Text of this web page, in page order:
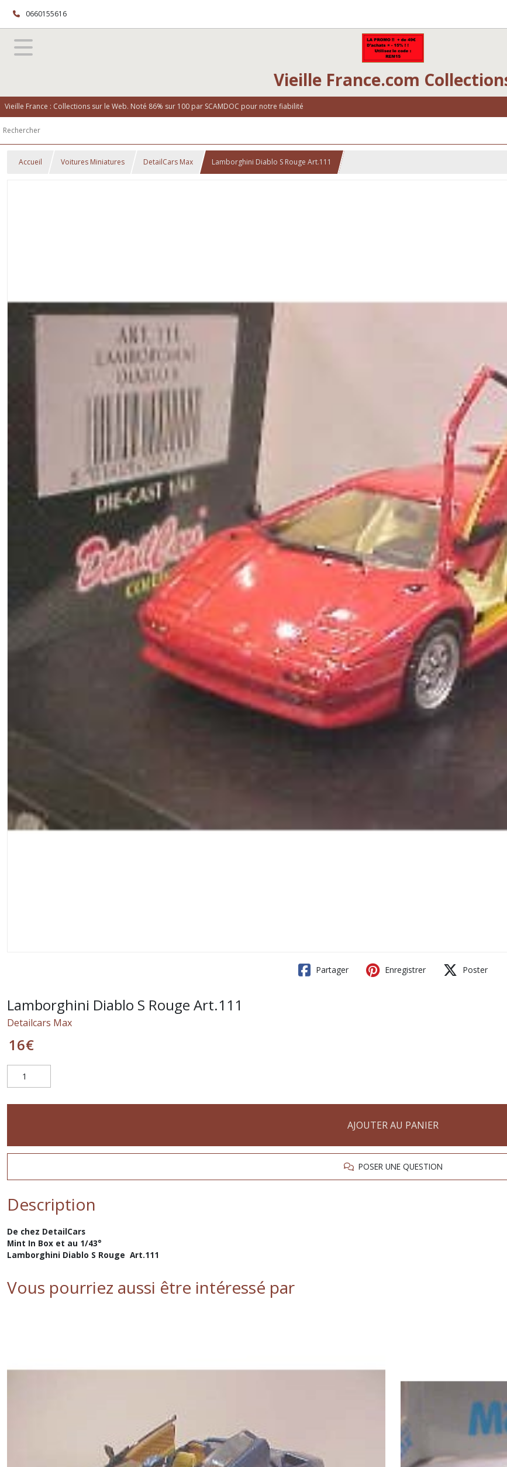
0660155616
Vieille France.com
Vieille France : Collections sur le Web. Noté 86% sur 100 par SCAMDOC pour notre fiabilité
Accueil Voitures Miniatures DetailCars Max Lamborghini Diablo S Rouge Art.111
Partager Enregistrer Poster
Lamborghini Diablo S Rouge Art.111
Detailcars Max
16€
AJOUTER AU PANIER
POSER UNE QUESTION
Description
De chez DetailCars
Mint In Box et au 1/43°
Lamborghini Diablo S Rouge Art.111
Vous pourriez aussi être intéressé par